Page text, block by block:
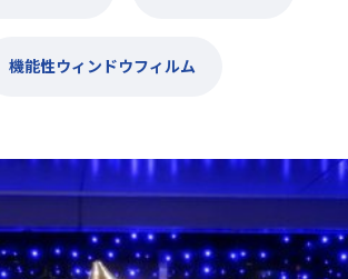
機能性ウィンドウフィルム